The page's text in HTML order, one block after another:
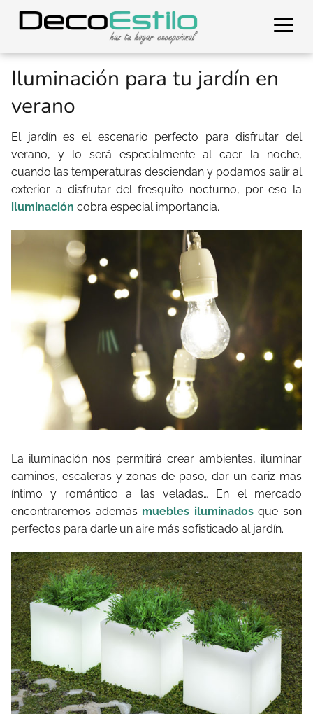
Iluminación para tu jardín en
verano
El jardín es el escenario perfecto para disfrutar del
verano, y lo será especialmente al caer la noche,
cuando las temperaturas desciendan y podamos salir al
exterior a disfrutar del fresquito nocturno, por eso la
iluminación cobra especial importancia.
La iluminación nos permitirá crear ambientes, iluminar
caminos, escaleras y zonas de paso, dar un cariz más
íntimo y romántico a las veladas… En el mercado
encontraremos además muebles iluminadosque son
perfectos para darle un aire más sofisticado al jardín.